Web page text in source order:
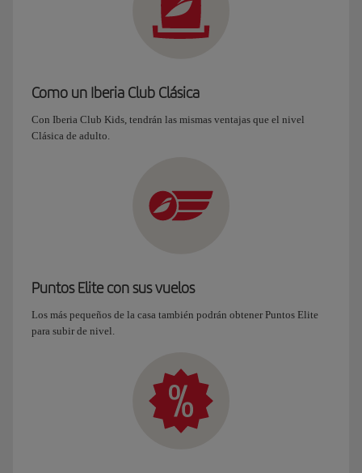
Como un Iberia Club Clásica
Con Iberia Club Kids, tendrán las mismas ventajas que el nivel
Clásica de adulto.
Puntos Elite con sus vuelos
Los más pequeños de la casa también podrán obtener Puntos Elite
para subir de nivel.